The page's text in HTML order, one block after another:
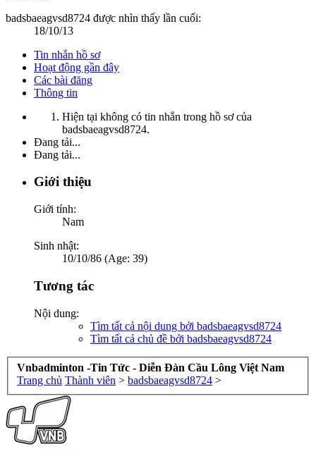
badsbaeagvsd8724 được nhìn thấy lần cuối:
18/10/13
Tin nhắn hồ sơ
Hoạt động gần đây
Các bài đăng
Thông tin
Hiện tại không có tin nhắn trong hồ sơ của
badsbaeagvsd8724.
Đang tải...
Đang tải...
Giới thiệu
Giới tính:
Nam
Sinh nhật:
10/10/86 (Age: 39)
Tương tác
Nội dung:
Tìm tất cả nội dung bởi badsbaeagvsd8724
Tìm tất cả chủ đề bởi badsbaeagvsd8724
Vnbadminton -Tin Tức - Diễn Đàn Cầu Lông Việt Nam
Trang chủ Thành viên > badsbaeagvsd8724 >